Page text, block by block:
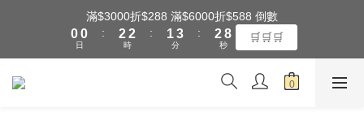
全館滿$3000享『超商』免運費
滿$3000折$288 滿$6000折$588 倒數
0
1
0
日
:
3
2
1
3
2
1
時
:
2
1
0
4
3
2
分
:
3
2
1
9
8
7
5
秒
🛒🛒🛒
全館滿$3000享『超商』免運費